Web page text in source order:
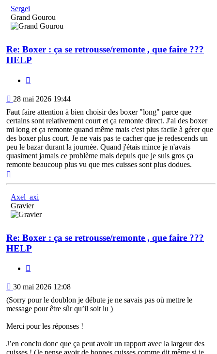
Sergei
Grand Gourou
Re: Boxer : ça se retrousse/remonte , que faire ???
HELP
Message
28 mai 2026 19:44
Faut faire attention à bien choisir des boxer "long" parce que
certains sont relativement court et ça remonte direct. J'ai des boxer
mi long et ça remonte quand même mais c'est plus facile à gérer que
des boxer plus court. Je ne vais pas te cacher que je redescends un
peu le bazar durant la journée. Quand j'étais mince je n'avais
quasiment jamais ce problème mais depuis que je suis gros ça
remonte beaucoup plus vu que mes cuisses sont plus dodues.
Axel_axi
Gravier
Re: Boxer : ça se retrousse/remonte , que faire ???
HELP
Message
30 mai 2026 12:08
(Sorry pour le doublon je débute je ne savais pas où mettre le
message pour être sûr qu’il soit lu )
Merci pour les réponses !
J’en conclu donc que ça peut avoir un rapport avec la largeur des